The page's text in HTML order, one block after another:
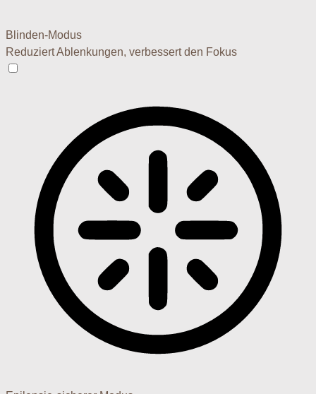
Blinden-Modus
Reduziert Ablenkungen, verbessert den Fokus